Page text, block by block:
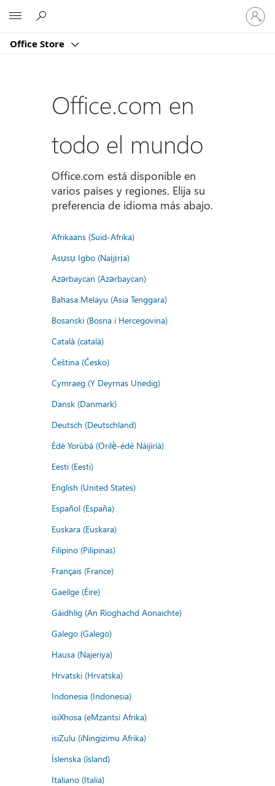
Office Store
Iniciar
sesión
en
cuenta
Office.com en
todo el mundo
Office.com está disponible en
varios países y regiones. Elija su
preferencia de idioma más abajo.
Afrikaans (Suid-Afrika)
Asụsụ Igbo (Naịjịrịa)
Azərbaycan (Azərbaycan)
Bahasa Melayu (Asia Tenggara)
Bosanski (Bosna i Hercegovina)
Català (català)
Čeština (Česko)
Cymraeg (Y Deyrnas Unedig)
Dansk (Danmark)
Deutsch (Deutschland)
Èdè Yorùbá (Orilẹ̀-èdè Nàìjíríà)
Eesti (Eesti)
English (United States)
Español (España)
Euskara (Euskara)
Filipino (Pilipinas)
Français (France)
Gaeilge (Éire)
Gàidhlig (An Rìoghachd Aonaichte)
Galego (Galego)
Hausa (Najeriya)
Hrvatski (Hrvatska)
Indonesia (Indonesia)
isiXhosa (eMzantsi Afrika)
isiZulu (iNingizimu Afrika)
Íslenska (ísland)
Italiano (Italia)